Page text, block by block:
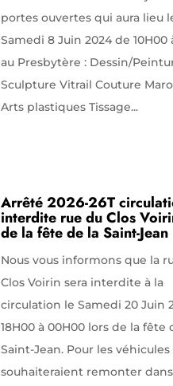
portes ouvertes qui aura lieu
Samedi 8 Juin 2024 de 10H00
au Presbytère : Dessin/
Sculpture Vitrail Couture
Arts plastiques Tissage...
Arrêté 2026-26T
interdite rue du Clos
de la fête de la Saint-Jean
Nous vous informons que la
Clos Voirin sera interdite à la
circulation le Samedi 20 Juin
18H00 à 00H00 lors de la fête
Saint-Jean. Pour les véhicules
souhaiteraient remonter